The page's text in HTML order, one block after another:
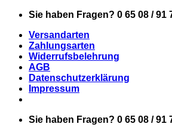
Zum
springen
Sie haben Fragen? 0 65 08 / 91
Versandarten
Zahlungsarten
Widerrufsbelehrung
AGB
Datenschutzerklärung
Impressum
Sie haben Fragen? 0 65 08 / 91